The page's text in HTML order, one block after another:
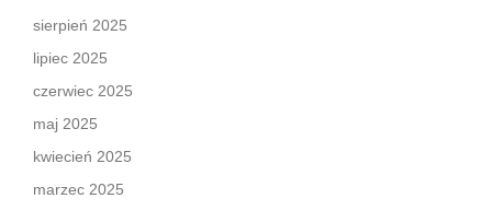
sierpień 2025
lipiec 2025
czerwiec 2025
maj 2025
kwiecień 2025
marzec 2025